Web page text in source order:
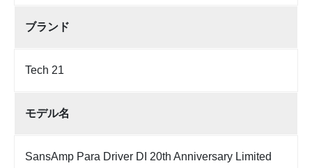
ブランド
Tech 21
モデル名
SansAmp Para Driver DI 20th Anniversary Limited